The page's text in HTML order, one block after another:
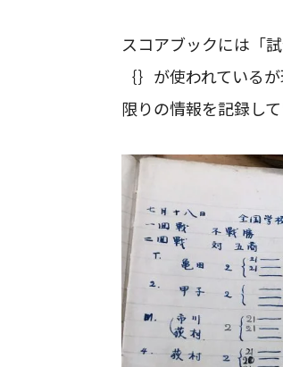
スコアブックには「
｛｝が使われている
限りの情報を記録して